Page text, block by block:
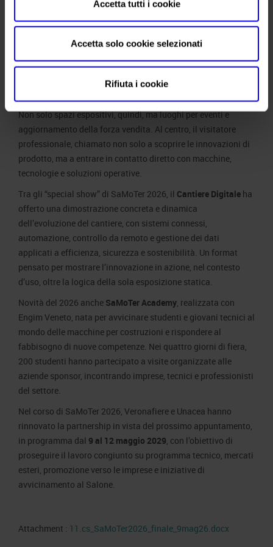
Accetta tutti i cookie
Accetta solo cookie selezionati
Rifiuta i cookie
tecnici attivati alla fine della scorsa edizione ci hanno
permesso di costruire una manifestazione più aderente alle
internazionale, un pubblico professionale qualificato,
contenuti e format costruiti sulle priorità del comparto».
In quattro giornate, gli stand delle aziende sono diventati
punto di incontro per dealer, clienti, tecnici e reti commerciali.
Non solo spazi espositivi, quindi, ma luoghi per eventi e
aggiornamento della forza vendita. Al centro, il visitatore
professionale, chiamato non solo a scoprire le innovazioni di
prodotto, ma a entrare in contatto diretto con macchine,
tecnologie e soluzioni operative.
Tra gli “special show” di SaMoTer 2026, il Cantiere Digitale ha
offerto una dimostrazione concreta e dinamica
dell’evoluzione del cantiere, con sistemi connessi,
automazione, controllo da remoto e gestione dei dati
applicati a efficienza, sicurezza e sostenibilità. Un format
pensato per mostrare l’innovazione in azione, nel contesto
d’uso, oltre la logica della sola esposizione statica.
Novità del 2026 anche SaMoTer Academy, realizzata con
Engim Veneto, nata per avvicinare studenti e giovani tecnici al
mondo delle macchine per costruzioni e rispondere al
fabbisogno di nuove competenze. Nei quattro giorni di fiera,
200 studenti hanno partecipato a visite organizzate alle
aziende sponsor, incontrando imprese, tecnici e professionisti
del settore.
Nel corso di SaMoTer 2026, Veronafiere e Unacea hanno
rinnovato la partnership in vista del prossimo appuntamento,
in programma dal 9 al 12 maggio 2029, con l’obiettivo di
proseguire il lavoro congiunto su programma tecnico, mercati
esteri, promozione verso le imprese e iniziative di
avvicinamento al Salone.
Attachment : 11.cs_SaMoTer2026_finale_9mag26.docx